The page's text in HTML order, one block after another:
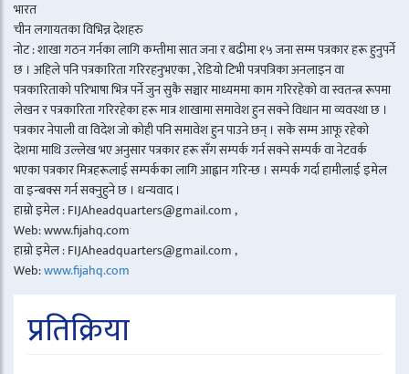
भारत
चीन लगायतका विभिन्न देशहरु
नोट : शाखा गठन गर्नका लागि कम्तीमा सात जना र बढीमा १५ जना सम्म पत्रकार हरू हुनुपर्ने
छ । अहिले पनि पत्रकारिता गरिरहनुभएका , रेडियो टिभी पत्रपत्रिका अनलाइन वा
पत्रकारिताको परिभाषा भित्र पर्ने जुन सुकै सञ्चार माध्यममा काम गरिरहेको वा स्वतन्त्र रूपमा
लेखन र पत्रकारिता गरिरहेका हरू मात्र शाखामा समावेश हुन सक्ने विधान मा व्यवस्था छ ।
पत्रकार नेपाली वा विदेश जो कोही पनि समावेश हुन पाउने छन् । सके सम्म आफू रहेको
देशमा माथि उल्लेख भए अनुसार पत्रकार हरू सँग सम्पर्क गर्न सक्ने सम्पर्क वा नेटवर्क
भएका पत्रकार मित्रहरूलाई सम्पर्कका लागि आह्वान गरिन्छ । सम्पर्क गर्दा हामीलाई इमेल
वा इन्बक्स गर्न सक्नुहुने छ । धन्यवाद ।
हाम्रो इमेल : FIJAheadquarters@gmail.com ,
Web: www.fijahq.com
हाम्रो इमेल : FIJAheadquarters@gmail.com ,
Web:www.fijahq.com
प्रतिक्रिया